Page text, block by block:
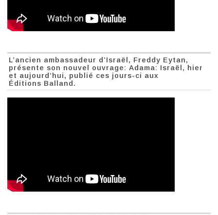
L’ancien ambassadeur d’Israël, Freddy Eytan,
présente son nouvel ouvrage: Adama: Israël, hier
et aujourd’hui, publié ces jours-ci aux
Éditions Balland.